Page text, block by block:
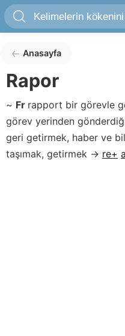
Anasayfa
Rapor
~ Fr rapport bir görevle
görev yerinden
geri getirmek, haber ve
taşımak, getirmek → re+